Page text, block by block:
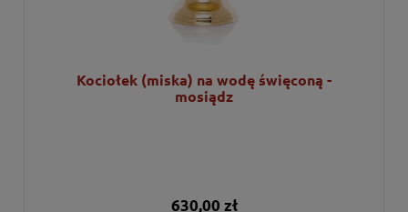
Kociołek (miska) na wodę święconą -
mosiądz
630,00 zł